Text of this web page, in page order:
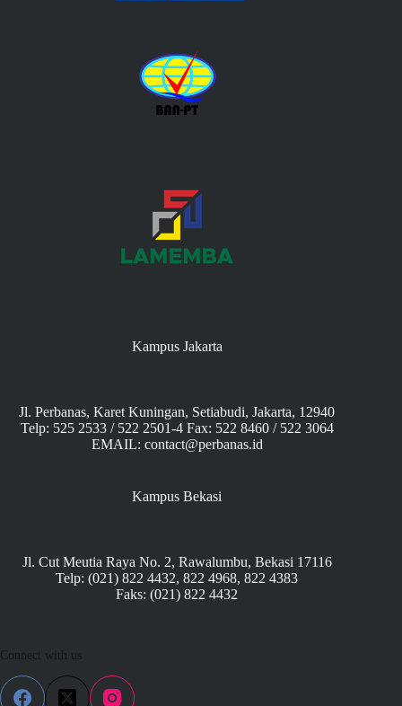
Kampus Jakarta
Jl. Perbanas, Karet Kuningan, Setiabudi, Jakarta, 12940
Telp: 525 2533 / 522 2501-4 Fax: 522 8460 / 522 3064
EMAIL: contact@perbanas.id
Kampus Bekasi
Jl. Cut Meutia Raya No. 2, Rawalumbu, Bekasi 17116
Telp: (021) 822 4432, 822 4968, 822 4383
Faks: (021) 822 4432